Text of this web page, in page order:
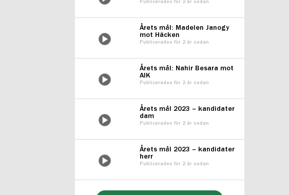
Publicerades för 2 år sedan
Årets mål: Madelen Janogy
mot Häcken
Publicerades för 2 år sedan
Årets mål: Nahir Besara mot
AIK
Publicerades för 2 år sedan
Årets mål 2023 – kandidater
dam
Publicerades för 2 år sedan
Årets mål 2023 – kandidater
herr
Publicerades för 2 år sedan